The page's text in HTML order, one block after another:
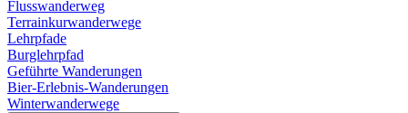
Flusswanderweg
Terrainkurwanderwege
Lehrpfade
Burglehrpfad
Geführte Wanderungen
Bier-Erlebnis-Wanderungen
Winterwanderwege